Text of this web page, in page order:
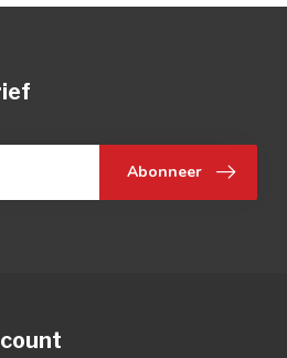
Abonneer